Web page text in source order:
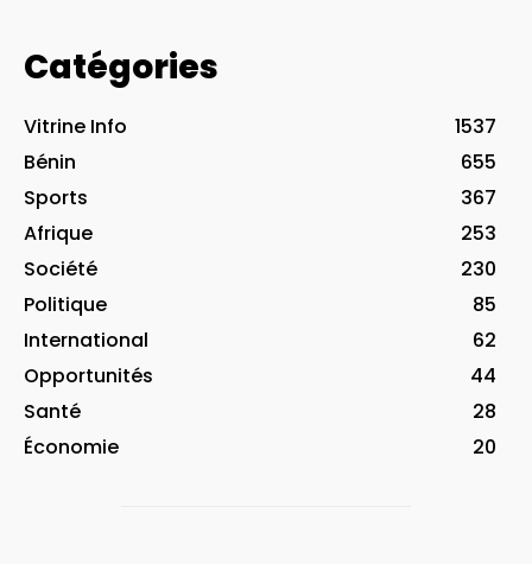
Catégories
Vitrine Info
1537
Bénin
655
Sports
367
Afrique
253
Société
230
Politique
85
International
62
Opportunités
44
Santé
28
Économie
20